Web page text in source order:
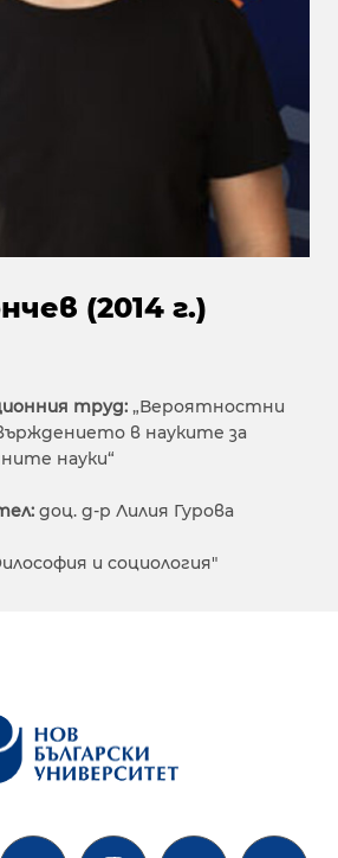
(2014 г.)
труд: „Вероятностни
в науките за
науки“
доц. д-р Лилия Гурова
и социология"